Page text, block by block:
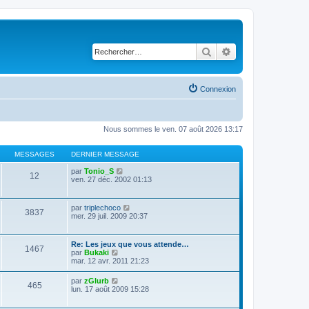
Rechercher
Connexion
Nous sommes le ven. 07 août 2026 13:17
MESSAGES DERNIER MESSAGE
12 par Tonio_S
o
u
l
t
r
l
d
e
n
i
ven. 27 déc. 2002 01:13
3837 par triplechoco
o
l
t
e
r
e
e
mer. 29 juil. 2009 20:37
1467
Re: Les jeux que vous attende…
par Bukaki
o
u
l
mar. 12 avr. 2011 21:23
465 par zGlurb
o
lun. 17 août 2009 15:28